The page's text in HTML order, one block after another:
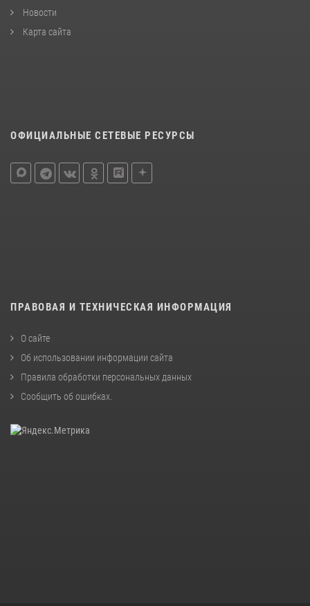
Новости
Карта сайта
ОФИЦИАЛЬНЫЕ СЕТЕВЫЕ РЕСУРСЫ
ПРАВОВАЯ И ТЕХНИЧЕСКАЯ ИНФОРМАЦИЯ
О сайте
Об использовании информации сайта
Правила обработки персональных данных
Сообщить об ошибках